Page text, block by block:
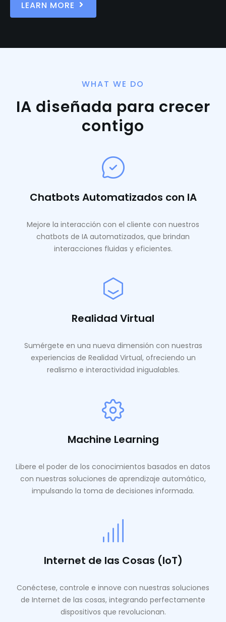
LEARN MORE
WHAT WE DO
IA diseñada para crecer
contigo
Chatbots Automatizados con IA
Mejore la interacción con el cliente con nuestros
chatbots de IA automatizados, que brindan
interacciones fluidas y eficientes.
Realidad Virtual
Sumérgete en una nueva dimensión con nuestras
experiencias de Realidad Virtual, ofreciendo un
realismo e interactividad inigualables.
Machine Learning
Libere el poder de los conocimientos basados ​​en datos
con nuestras soluciones de aprendizaje automático,
impulsando la toma de decisiones informada.
Internet de las Cosas (IoT)
Conéctese, controle e innove con nuestras soluciones
de Internet de las cosas, integrando perfectamente
dispositivos que revolucionan.